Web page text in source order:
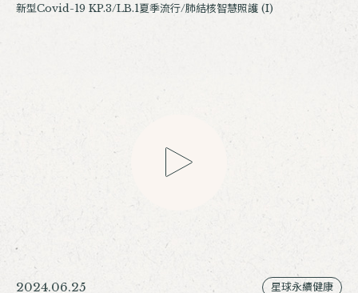
新型Covid-19 KP.3/LB.1夏季流行/肺結核智慧照護 (I)
2024.06.25 星球永續健康